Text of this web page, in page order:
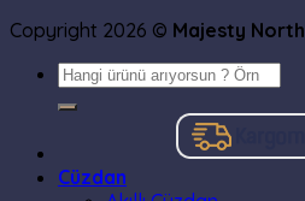
Copyright 2026 © Majesty North
Cüzdan